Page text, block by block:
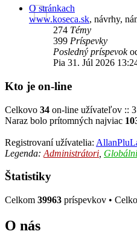
O stránkach
www.koseca.sk, návrhy,
274 Témy
399 Príspevky
Posledný príspevok
Pia 31. Júl 2026
Kto je on-line
Celkovo 34 on-line užívateľov ::
Naraz bolo prítomných najviac
Registrovaní užívatelia:
Legenda: Administrátori
Štatistiky
Celkom 39963 príspevkov •
O nás